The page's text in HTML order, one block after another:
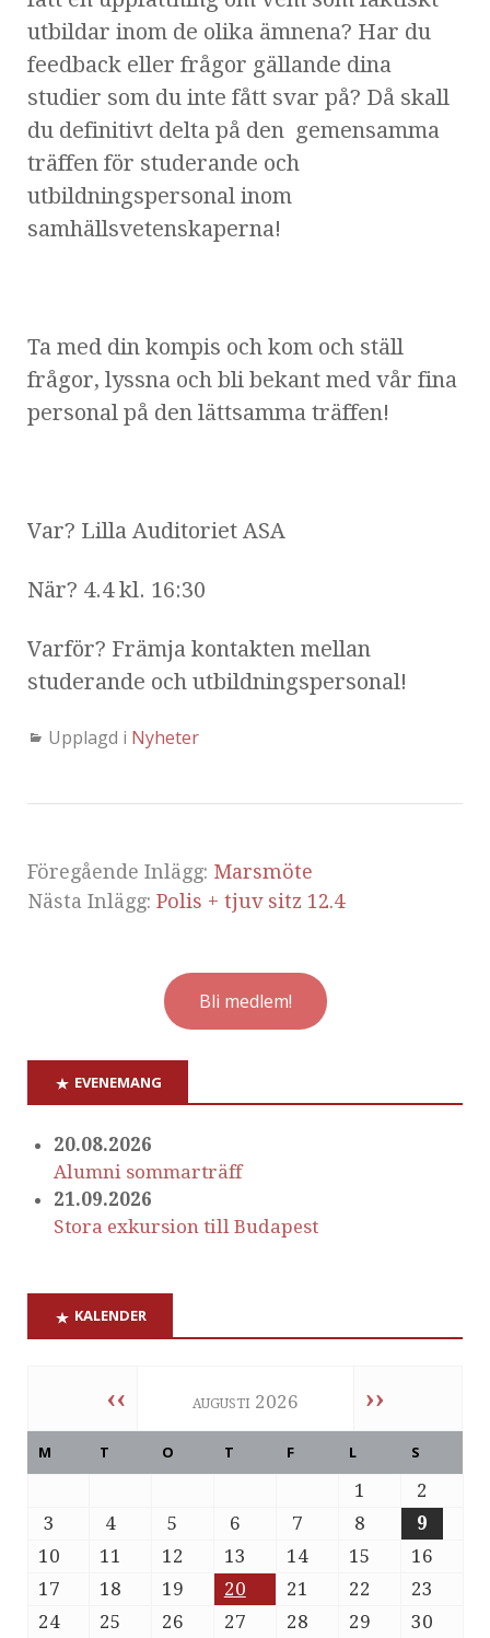
utbildar inom de olika ämnena? Har du
feedback eller frågor gällande dina
studier som du inte fått svar på? Då skall
du definitivt delta på den gemensamma
träffen för studerande och
utbildningspersonal inom
samhällsvetenskaperna!
Ta med din kompis och kom och ställ
frågor, lyssna och bli bekant med vår fina
personal på den lättsamma träffen!
Var? Lilla Auditoriet ASA
När? 4.4 kl. 16:30
Varför? Främja kontakten mellan
studerande och utbildningspersonal!
Upplagd i Nyheter
Föregående Inlägg: Marsmöte
Nästa Inlägg: Polis + tjuv sitz 12.4
Bli medlem!
EVENEMANG
20.08.2026
Alumni sommarträff
21.09.2026
Stora exkursion till Budapest
KALENDER
‹‹ augusti 2026 ››
M T O T F L S
1
2
3
4 5 6 7 8
9
10
11 12 13 14 15
16
17
18 19 20 21 22
23
24
25 26 27 28 29
30